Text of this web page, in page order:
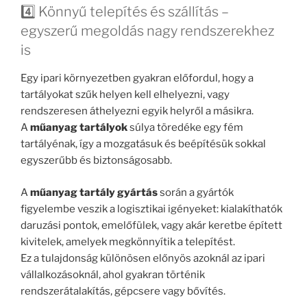
4️⃣ Könnyű telepítés és szállítás –
egyszerű megoldás nagy rendszerekhez
is
Egy ipari környezetben gyakran előfordul, hogy a
tartályokat szűk helyen kell elhelyezni, vagy
rendszeresen áthelyezni egyik helyről a másikra.
Aműanyag tartályoksúlya töredéke egy fém
tartályénak, így a mozgatásuk és beépítésük sokkal
egyszerűbb és biztonságosabb.
Aműanyag tartály gyártássorán a gyártók
figyelembe veszik a logisztikai igényeket: kialakíthatók
daruzási pontok, emelőfülek, vagy akár keretbe épített
kivitelek, amelyek megkönnyítik a telepítést.
Ez a tulajdonság különösen előnyös azoknál az ipari
vállalkozásoknál, ahol gyakran történik
rendszerátalakítás, gépcsere vagy bővítés.